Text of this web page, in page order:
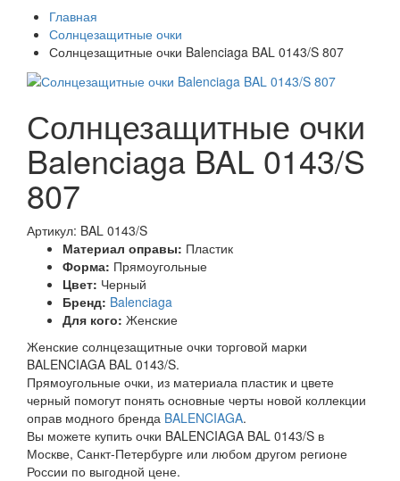
Главная
Солнцезащитные очки
Солнцезащитные очки Balenciaga BAL 0143/S 807
Солнцезащитные очки
Balenciaga BAL 0143/S
807
Артикул: BAL 0143/S
Материал оправы: Пластик
Форма: Прямоугольные
Цвет: Черный
Бренд: Balenciaga
Для кого: Женские
Женские солнцезащитные очки торговой марки
BALENCIAGA BAL 0143/S.
Прямоугольные очки, из материала пластик и цвете
черный помогут понять основные черты новой коллекции
оправ модного бренда BALENCIAGA.
Вы можете купить очки BALENCIAGA BAL 0143/S в
Москве, Санкт-Петербурге или любом другом регионе
России по выгодной цене.